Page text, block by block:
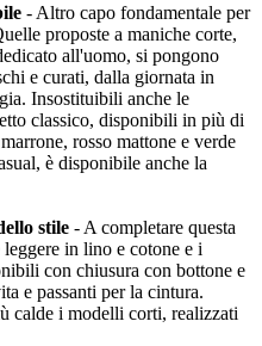
- Altro capo fondamentale per
proposte a maniche corte,
all'uomo, si pongono
e curati, dalla giornata in
Insostituibili anche le
classico, disponibili in più di
rosso mattone e verde
è disponibile anche la
stile - A completare questa
in lino e cotone e i
con chiusura con bottone e
e passanti per la cintura.
calde i modelli corti, realizzati